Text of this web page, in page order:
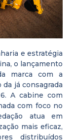
e estratégia
o lançamento
marca com a
da já consagrada
A cabine com
com foco no
atua em
mais eficaz,
distribuídos